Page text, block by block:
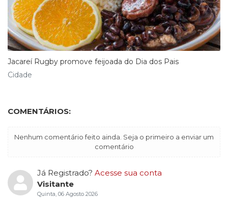
Jacareí Rugby promove feijoada do Dia dos Pais
Cidade
COMENTÁRIOS:
Nenhum comentário feito ainda. Seja o primeiro a enviar um
comentário
Já Registrado? Acesse sua conta
Visitante
Quinta, 06 Agosto 2026